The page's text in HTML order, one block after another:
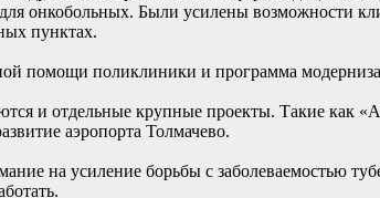
онкобольных. Были усилены возможности
пунктах.
помощи поликлиники и программа
и отдельные крупные проекты. Такие как
аэропорта Толмачево.
на усиление борьбы с заболеваемостью